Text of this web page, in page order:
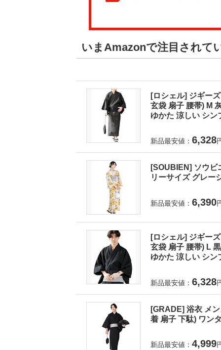
いまAmazonで注目されて
[ロシェル] ジギー
玄袋 扇子 腰帯) M
ゆかた 涼しい シン
新品最安値： 6,328
[SOUBIEN] ソウビ
リーサイズ グレー
新品最安値： 6,390
[ロシェル] ジギー
玄袋 扇子 腰帯) L
ゆかた 涼しい シン
新品最安値： 6,328
[GRADE] 浴衣 メ
着 扇子 下駄) ワン
新品最安値： 4,999